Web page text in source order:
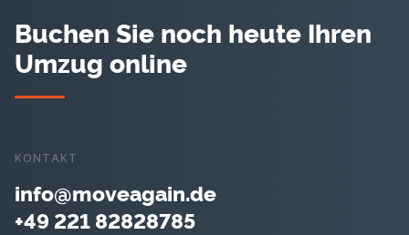
Buchen Sie noch heute Ihren
Umzug online
KONTAKT
info@moveagain.de
+49 221 82828785